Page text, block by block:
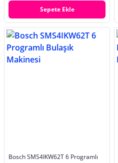
Sepete Ekle
Bosch SMS4IKW62T 6 Programlı